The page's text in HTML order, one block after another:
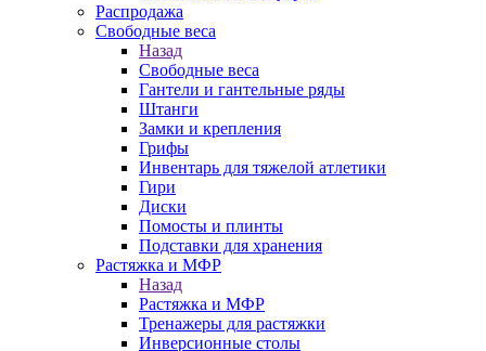
Распродажа
Свободные веса
Назад
Свободные веса
Гантели и гантельные ряды
Штанги
Замки и крепления
Грифы
Инвентарь для тяжелой атлетики
Гири
Диски
Помосты и плинты
Подставки для хранения
Растяжка и МФР
Назад
Растяжка и МФР
Тренажеры для растяжки
Инверсионные столы